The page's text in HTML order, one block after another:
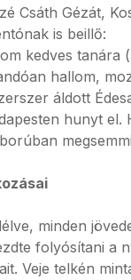
Csáth Gézát,
is beillő:
kedves tanára
hallom,
áldott
hunyt el.
minden
folyósítani a
Veje telkén